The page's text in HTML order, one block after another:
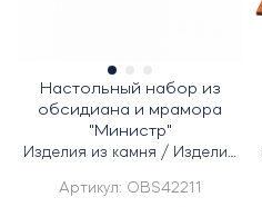
Настольный набор из
обсидиана и мрамора
"Министр"
Изделия из камня / Изделия
Артикул: OBS42211